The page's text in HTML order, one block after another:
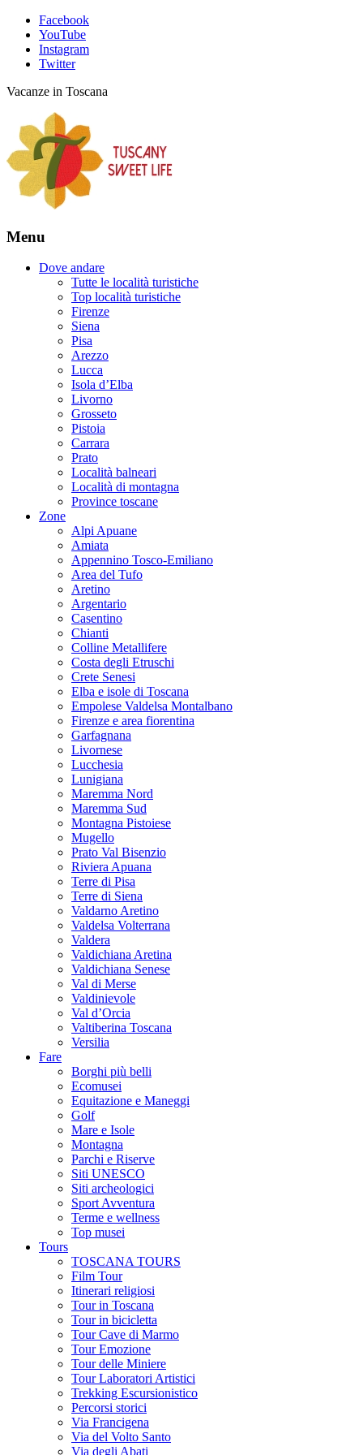
Facebook
YouTube
Instagram
Twitter
Vacanze in Toscana
Menu
Dove andare
Tutte le località turistiche
Top località turistiche
Firenze
Siena
Pisa
Arezzo
Lucca
Isola d’Elba
Livorno
Grosseto
Pistoia
Carrara
Prato
Località balneari
Località di montagna
Province toscane
Zone
Alpi Apuane
Amiata
Appennino Tosco-Emiliano
Area del Tufo
Aretino
Argentario
Casentino
Chianti
Colline Metallifere
Costa degli Etruschi
Crete Senesi
Elba e isole di Toscana
Empolese Valdelsa Montalbano
Firenze e area fiorentina
Garfagnana
Livornese
Lucchesia
Lunigiana
Maremma Nord
Maremma Sud
Montagna Pistoiese
Mugello
Prato Val Bisenzio
Riviera Apuana
Terre di Pisa
Terre di Siena
Valdarno Aretino
Valdelsa Volterrana
Valdera
Valdichiana Aretina
Valdichiana Senese
Val di Merse
Valdinievole
Val d’Orcia
Valtiberina Toscana
Versilia
Fare
Borghi più belli
Ecomusei
Equitazione e Maneggi
Golf
Mare e Isole
Montagna
Parchi e Riserve
Siti UNESCO
Siti archeologici
Sport Avventura
Terme e wellness
Top musei
Tours
TOSCANA TOURS
Film Tour
Itinerari religiosi
Tour in Toscana
Tour in bicicletta
Tour Cave di Marmo
Tour Emozione
Tour delle Miniere
Tour Laboratori Artistici
Trekking Escursionistico
Percorsi storici
Via Francigena
Via del Volto Santo
Via degli Abati